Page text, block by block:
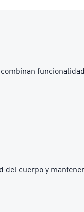
del cuerpo y